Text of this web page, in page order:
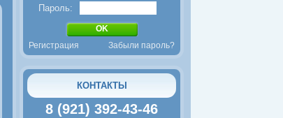
Пароль:
Регистрация Забыли пароль?
КОНТАКТЫ
8 (921) 392-43-46
80руб.
Тернеция красная